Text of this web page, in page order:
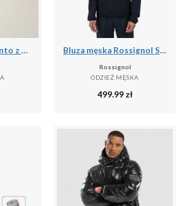
Męska kurtka Monto z wyściełaniem Bluza męska Rossignol Signature Ski Hz Fleece
Rossignol
ODZIEŻ MĘSKA
499.99 zł